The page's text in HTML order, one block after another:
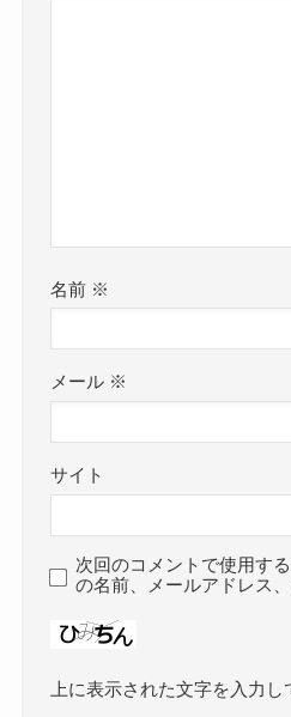
名前 ※
メール ※
サイト
次回のコメントで使用す
の名前、メールアドレス
上に表示された文字を入力し